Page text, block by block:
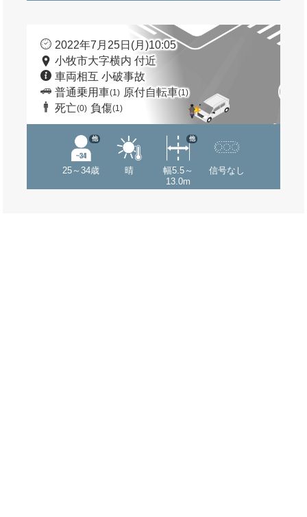
2022年7月25日(月)10:05
小牧市大字横内 付近
車両相互 小破事故
普通乗用車(1) 原付自転車(1)
死亡(0) 負傷(1)
25～34歳
他
晴
幅5.5～
13.0m
他
信号なし